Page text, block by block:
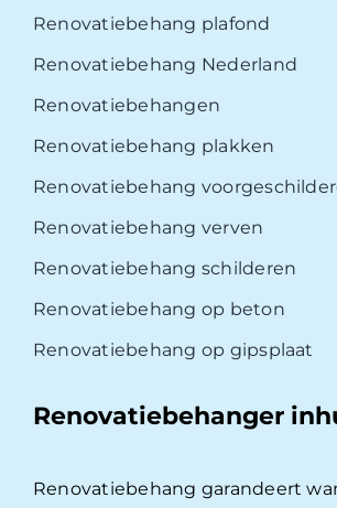
Renovatiebehang plafond
Renovatiebehang Nederland
Renovatiebehangen
Renovatiebehang plakken
Renovatiebehang
Renovatiebehang verven
Renovatiebehang schilderen
Renovatiebehang op beton
Renovatiebehang op gipsplaat
Renovatiebehanger
Renovatiebehang garandeert